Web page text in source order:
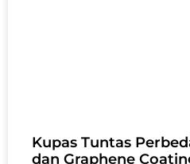
Kupas Tuntas
dan Graphene